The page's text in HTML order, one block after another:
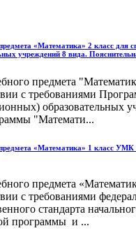
«Математика» 2 класс для
учреждений 8 вида.
предмета
с требованиями
образовательных
"Математи...
«Математика» 1 класс
предмета
с требованиями
стандарта
программы и ...